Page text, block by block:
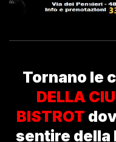
Tornano le
DELLA
BISTROT
sentire della